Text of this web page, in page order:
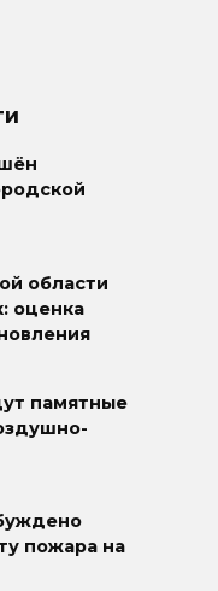
области
оценка
памятные
пожара на